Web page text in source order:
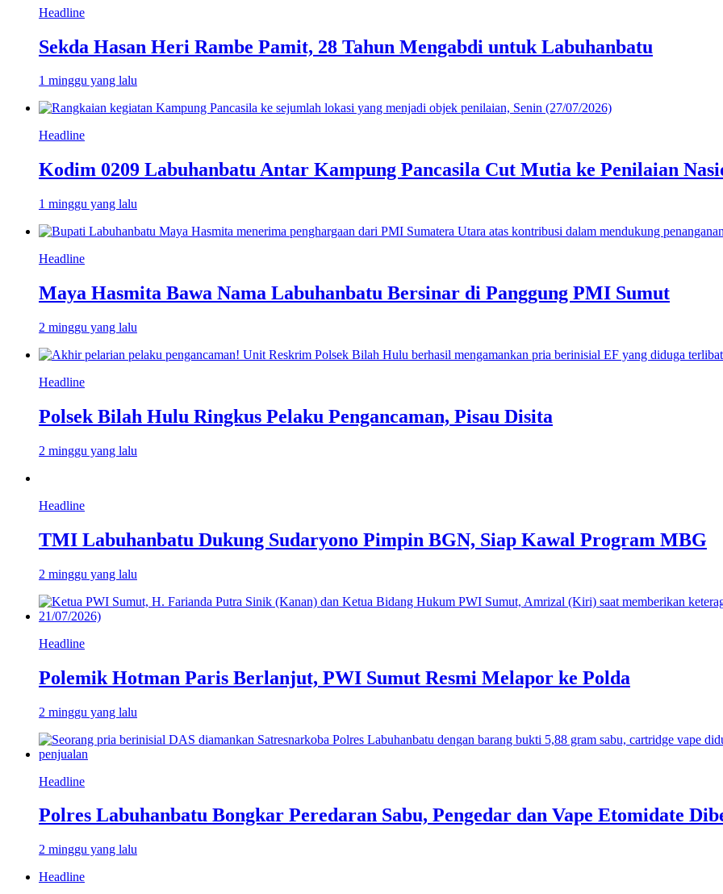
Headline
Sekda Hasan Heri Rambe Pamit, 28 Tahun Mengabdi untuk Labuhanbatu
1 minggu yang lalu
Headline
Kodim 0209 Labuhanbatu Antar Kampung Pancasila Cut Mutia ke Penilaian
1 minggu yang lalu
Headline
Maya Hasmita Bawa Nama Labuhanbatu Bersinar di Panggung PMI Sumut
2 minggu yang lalu
Headline
Polsek Bilah Hulu Ringkus Pelaku Pengancaman, Pisau Disita
2 minggu yang lalu
Headline
TMI Labuhanbatu Dukung Sudaryono Pimpin BGN, Siap Kawal Program MBG
2 minggu yang lalu
Headline
Polemik Hotman Paris Berlanjut, PWI Sumut Resmi Melapor ke Polda
2 minggu yang lalu
Headline
Polres Labuhanbatu Bongkar Peredaran Sabu, Pengedar dan Vape Etomidate
2 minggu yang lalu
Headline